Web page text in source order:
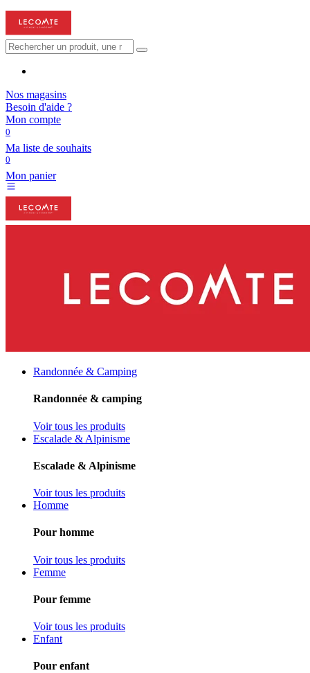
Nos magasins
Besoin d'aide ?
Mon compte
0
Ma liste de souhaits
0
Mon panier
Randonnée & Camping
Randonnée & camping
Voir tous les produits
Escalade & Alpinisme
Escalade & Alpinisme
Voir tous les produits
Homme
Pour homme
Voir tous les produits
Femme
Pour femme
Voir tous les produits
Enfant
Pour enfant